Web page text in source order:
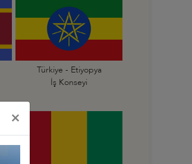
Türkiye - Etiyopya
İş Konseyi
×